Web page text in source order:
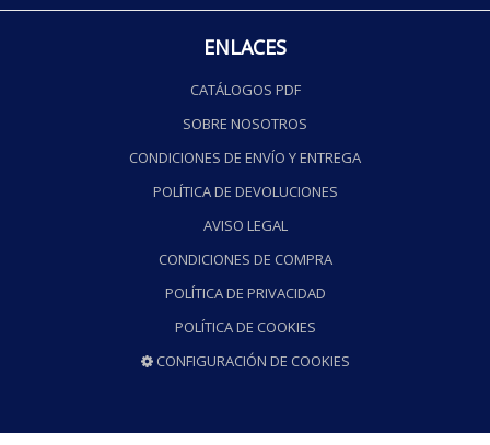
ENLACES
CATÁLOGOS PDF
SOBRE NOSOTROS
CONDICIONES DE ENVÍO Y ENTREGA
POLÍTICA DE DEVOLUCIONES
AVISO LEGAL
CONDICIONES DE COMPRA
POLÍTICA DE PRIVACIDAD
POLÍTICA DE COOKIES
CONFIGURACIÓN DE COOKIES